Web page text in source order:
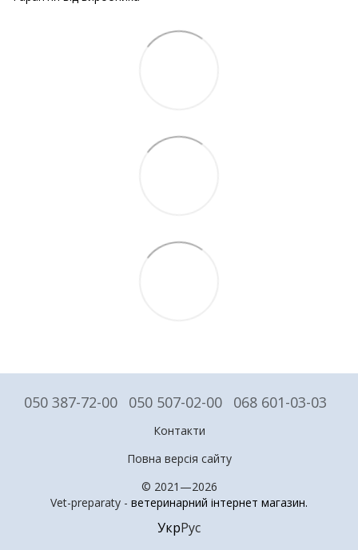
050 387-72-00 050 507-02-00 068 601-03-03
Контакти
Повна версія сайту
© 2021—2026
Vet-preparaty - ветеринарний інтернет магазин.
УкрРус